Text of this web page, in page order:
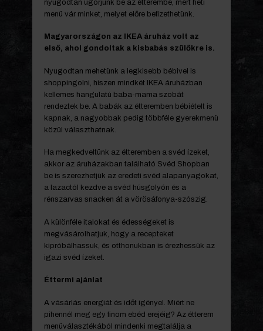
nyugodtan ugorjunk be az étterembe, mert heti
menü vár minket, melyet előre befizethetünk.
Magyarországon az IKEA áruház volt az
első, ahol gondoltak a kisbabás szülőkre is.
Nyugodtan mehetünk a legkisebb bébivel is
shoppingolni, hiszen mindkét IKEA áruházban
kellemes hangulatú baba-mama szobát
rendeztek be. A babák az étteremben bébiételt is
kapnak, a nagyobbak pedig többféle gyerekmenü
közül választhatnak.
Ha megkedveltünk az étteremben a svéd ízeket,
akkor az áruházakban található Svéd Shopban
be is szerezhetjük az eredeti svéd alapanyagokat,
a lazactól kezdve a svéd húsgolyón és a
rénszarvas snacken át a vörösáfonya-szószig.
A különféle italokat és édességeket is
megvásárolhatjuk, hogy a recepteket
kipróbálhassuk, és otthonukban is érezhessük az
igazi svéd ízeket.
Éttermi ajánlat
A vásárlás energiát és időt igényel. Miért ne
pihennél meg egy finom ebéd erejéig? Az étterem
menüválasztékából mindenki megtalálja a